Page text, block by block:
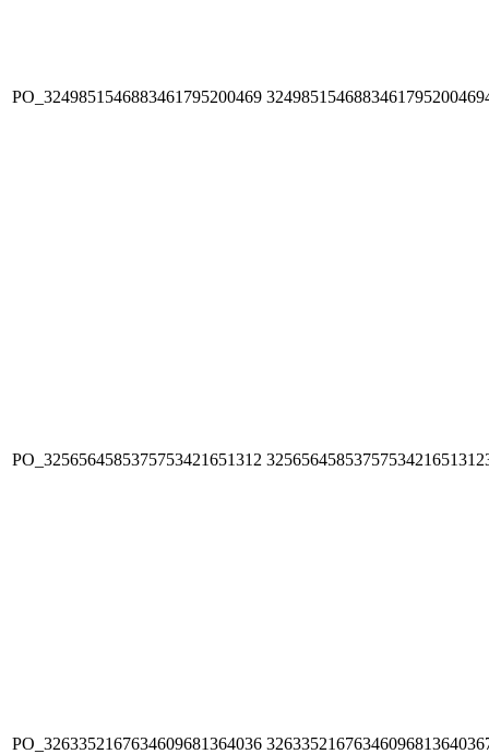
PO_3249851546883461795200469
PO_3256564585375753421651312
PO_3263352167634609681364036